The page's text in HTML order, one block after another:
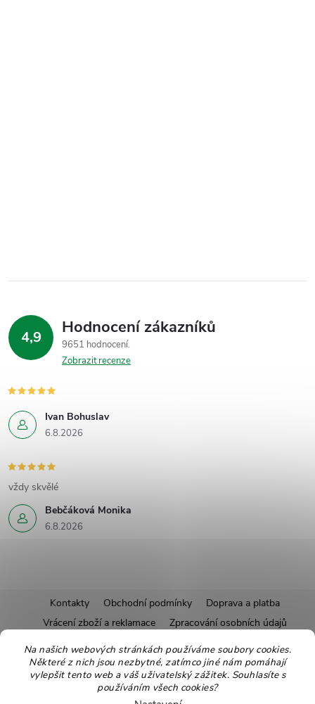
Na našich webových stránkách používáme soubory cookies.
Některé z nich jsou nezbytné, zatímco jiné nám pomáhají
vylepšit tento web a váš uživatelský zážitek. Souhlasíte s
používáním všech cookies?
4,9 Hodnocení zákazníků
9651 hodnocení
Zobrazit recenze
Ivan Bohuslav
6.8.2026
Bebčáková Monika
6.8.2026
vždy skvělé
á
Kontakty Obchodní podmínky
Doprava a platba
Vrácení zboží a reklamace
Zpracování osobních údajů
Pravidla soutěží
Affiliate program
Recepty
Pro nové dodavatele
Ekologické balení Moje objednávka